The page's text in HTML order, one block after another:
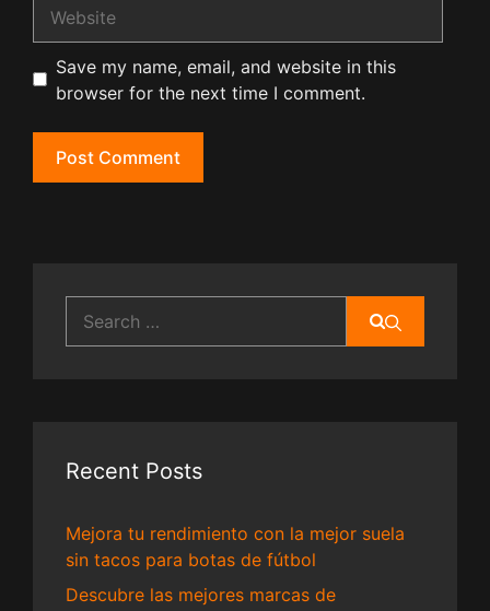
Save my name, email, and website in this
browser for the next time I comment.
for:
Recent Posts
Mejora tu rendimiento con la mejor suela
sin tacos para botas de fútbol
Descubre las mejores marcas de